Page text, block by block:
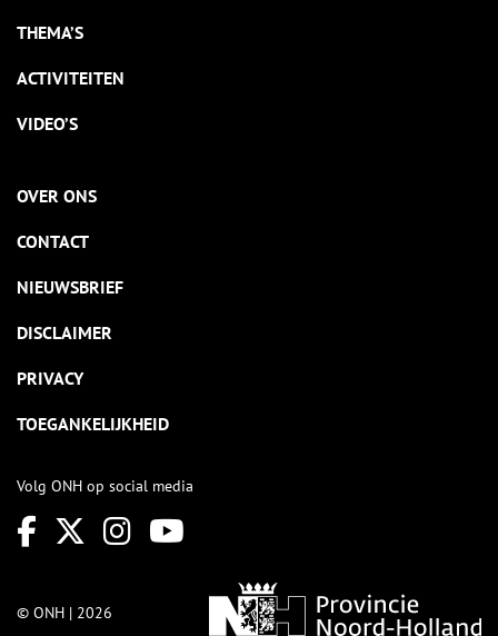
THEMA’S
ACTIVITEITEN
VIDEO’S
OVER ONS
CONTACT
NIEUWSBRIEF
DISCLAIMER
PRIVACY
TOEGANKELIJKHEID
Volg ONH op social media
© ONH | 2026